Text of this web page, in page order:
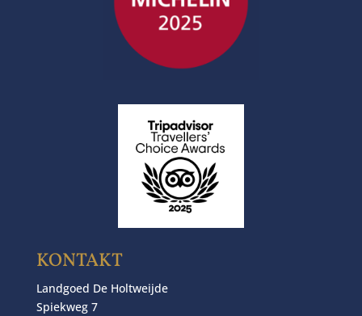
KONTAKT
Landgoed De Holtweijde
Spiekweg 7